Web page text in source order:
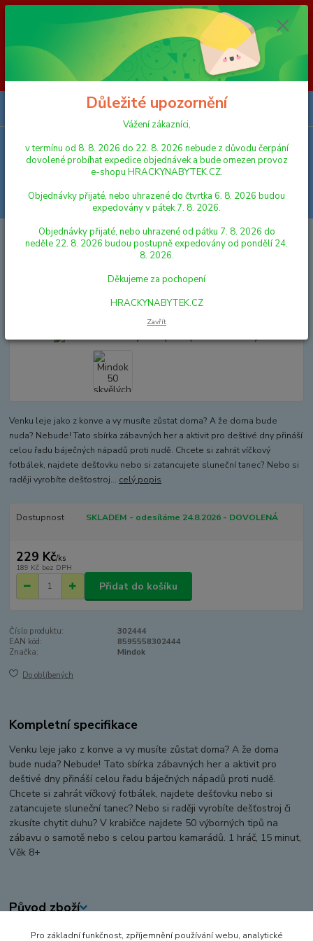
Vážení zákazníci, v termínu od 8. 8. 2026 do 23. 8. 2026 nebude z
důvodu čerpání dovolené probíhat expedice objednávek a bude omezen
provoz e-shopu HRACKYNABYTEK.CZ. Objednávky přijaté, nebo
uhrazené do čtvrtka 6. 8. 2026 budou expedovány v pátek 7. 8. 2026.
Objednávky přijaté, nebo uhrazené od pátku 7. 8. 2026 do neděle 23. 8.
2026 budou postupně expedovány od pondělí 24. 8. 2026. Děkujeme za
pochopení HRACKYNABYTEK.CZ
Menu
Hledat
HRY A HLAVOLAMY KARTY A KARETNÍ HRY
Mindok 50
skvělých nápadů pro deštivé dny
Mindok 50 skvělých nápadů pro
Venku leje jako z konve a vy musíte zůstat doma? A že doma bude
nuda? Nebude! Tato sbírka zábavných her a aktivit pro deštivé dny přináší
celou řadu báječných nápadů proti nudě. Chcete si zahrát víčkový
fotbálek, najdete dešťovku nebo si zatancujete sluneční tanec? Nebo si
raději vyrobíte dešťostroj... celý popis
Dostupnost SKLADEM - odesíláme 24.8.2026 - DOVOLENÁ
229 Kč/ks
189 Kč bez DPH
Přidat do košíku
Číslo produktu:
302444
EAN kód:
8595558302444
Značka:
Mindok
Do oblíbených
Kompletní specifikace
Venku leje jako z konve a vy musíte zůstat doma? A že doma
bude nuda? Nebude! Tato sbírka zábavných her a aktivit pro
deštivé dny přináší celou řadu báječných nápadů proti nudě.
Chcete si zahrát víčkový fotbálek, najdete dešťovku nebo si
zatancujete sluneční tanec? Nebo si raději vyrobíte dešťostroj či
zkusíte chytit duhu? V krabičce najdete 50 výborných tipů na
zábavu o samotě nebo s celou partou kamarádů. 1 hráč, 15 minut,
Věk 8+
Původ zboží
Důležité upozornění
Vážení zákazníci,
v termínu od 8. 8. 2026 do 22. 8. 2026 nebude z důvodu čerpání
dovolené probíhat expedice objednávek a bude omezen provoz
e-shopu HRACKYNABYTEK.CZ.
Objednávky přijaté, nebo uhrazené do čtvrtka 6. 8. 2026 budou
expedovány v pátek 7. 8. 2026.
Objednávky přijaté, nebo uhrazené od pátku 7. 8. 2026 do
neděle 22. 8. 2026 budou postupně expedovány od pondělí 24.
8. 2026.
Děkujeme za pochopení
HRACKYNABYTEK.CZ
Zavřít
Pro základní funkčnost, zpříjemnění používání webu, analytické